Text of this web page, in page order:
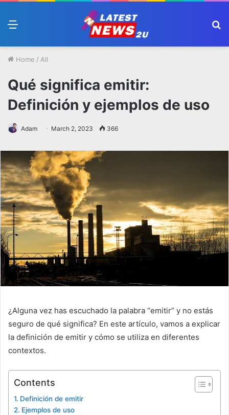
Home / All
Qué significa emitir:
Definición y ejemplos de uso
Adam March 2, 2023 366
¿Alguna vez has escuchado la palabra “emitir” y no estás
seguro de qué significa? En este artículo, vamos a explicar
la definición de emitir y cómo se utiliza en diferentes
contextos.
Contents
Definición de emitir
Ejemplos de uso